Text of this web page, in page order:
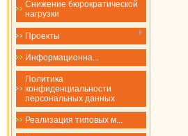
Снижение бюрократической
нагрузки
Проекты
​​​​​​​Информационна...
Политика
конфиденциальности
персональных данных
Реализация типовых м...